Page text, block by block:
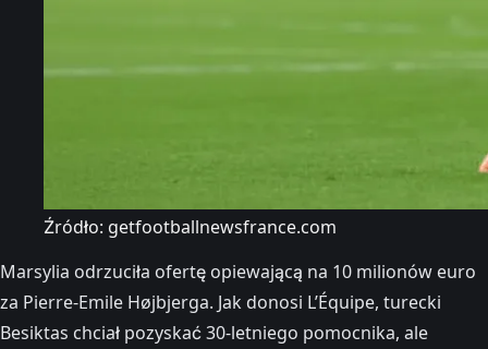
Źródło: getfootballnewsfrance.com
Marsylia odrzuciła ofertę opiewającą na 10 milionów euro
za Pierre-Emile Højbjerga. Jak donosi L’Équipe, turecki
Besiktas chciał pozyskać 30-letniego pomocnika, ale